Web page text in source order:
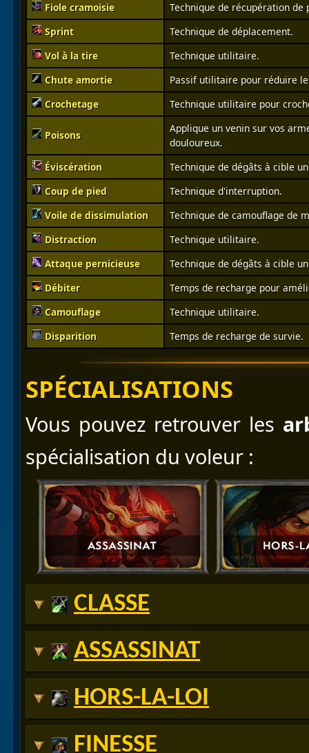
Fiole cramoisie
Technique de récupération de
Sprint
Technique de déplacement.
Vol à la tire
Technique utilitaire.
Chute amortie
Passif utilitaire pour réduire
Crochetage
Technique utilitaire pour
Poisons
Applique un venin sur vos
douloureux.
Éviscération
Technique de dégâts à cible
Coup de pied
Technique d'interruption.
Voile de dissimulation
Technique de camouflage de
Distraction
Technique utilitaire.
Attaque pernicieuse
Technique de dégâts à cible
Débiter
Temps de recharge pour
Camouflage
Technique utilitaire.
Disparition
Temps de recharge de survie.
SPÉCIALISATIONS
Vous pouvez retrouver les
spécialisation du voleur :
CLASSE
ASSASSINAT
HORS-LA-LOI
FINESSE